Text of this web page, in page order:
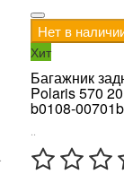
Нет в
Хит
Багажник
Polaris 570
b0108-